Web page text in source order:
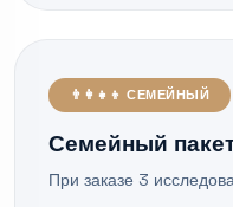
👨‍👩‍👧‍👦 СЕМЕЙНЫЙ
Семейный
При заказе 3